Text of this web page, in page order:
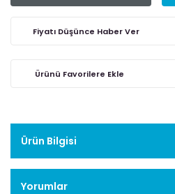
Fiyatı Düşünce Haber Ver
Ürün Bilgisi
Yorumlar